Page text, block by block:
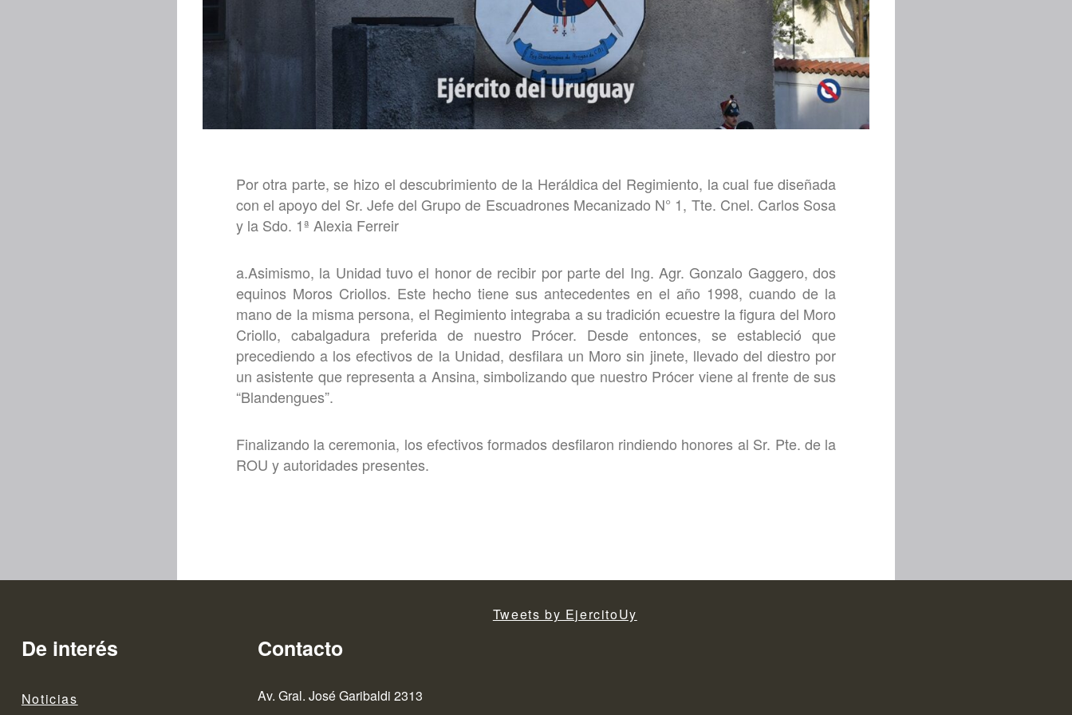
Por otra parte, se hizo el descubrimiento de la Heráldica del Regimiento, la cual fue diseñada
con el apoyo del Sr. Jefe del Grupo de Escuadrones Mecanizado N° 1, Tte. Cnel. Carlos Sosa
y la Sdo. 1ª Alexia Ferreir
a.Asimismo, la Unidad tuvo el honor de recibir por parte del Ing. Agr. Gonzalo Gaggero, dos
equinos Moros Criollos. Este hecho tiene sus antecedentes en el año 1998, cuando de la
mano de la misma persona, el Regimiento integraba a su tradición ecuestre la figura del Moro
Criollo, cabalgadura preferida de nuestro Prócer. Desde entonces, se estableció que
precediendo a los efectivos de la Unidad, desfilara un Moro sin jinete, llevado del diestro por
un asistente que representa a Ansina, simbolizando que nuestro Prócer viene al frente de sus
“Blandengues”.
Finalizando la ceremonia, los efectivos formados desfilaron rindiendo honores al Sr. Pte. de la
ROU y autoridades presentes.
De interés
Noticias
Contacto
Av. Gral. José Garibaldi 2313
Tweets by EjercitoUy